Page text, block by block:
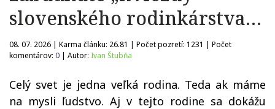
slovenského rodinkárstva…
08. 07. 2026 | Karma článku: 26.81 | Počet pozretí: 1231 | Počet
komentárov: 0 | Autor: Ivan Štubňa
Celý svet je jedna veľká rodina. Teda ak máme
na mysli ľudstvo. Aj v tejto rodine sa dokážu